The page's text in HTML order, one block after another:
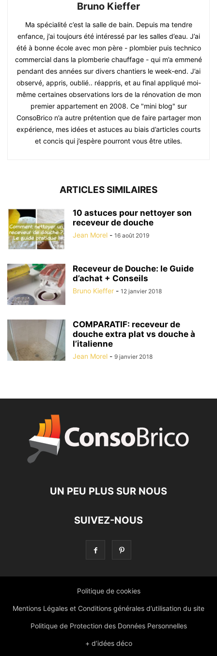
Bruno Kieffer
Ma spécialité c’est la salle de bain. Depuis ma tendre
enfance, j’ai toujours été intéressé par les salles d’eau. J’ai
été à bonne école avec mon père - plombier puis technico
commercial dans la plomberie chauffage - qui m’a emmené
pendant des années sur divers chantiers le week-end. J’ai
observé, appris, oublié.. réappris, et au final appliqué moi-
même certaines observations lors de la rénovation de mon
premier appartement en 2008. Ce "mini blog" sur
ConsoBrico n’a autre prétention que de faire partager mon
expérience, mes idées et astuces au biais d’articles courts
et concis qui j’espère pourront vous être utiles.
ARTICLES SIMILAIRES
10 astuces pour nettoyer son
receveur de douche
Jean Morel - 16 août 2019
Receveur de Douche: le Guide
d’achat + Conseils
Bruno Kieffer - 12 janvier 2018
COMPARATIF: receveur de
douche extra plat vs douche à
l’italienne
Jean Morel - 9 janvier 2018
UN PEU PLUS SUR NOUS
SUIVEZ-NOUS
Politique de cookies
Mentions Légales et Conditions générales d’utilisation du site
Politique de Protection des Données Personnelles
+ d’idées déco